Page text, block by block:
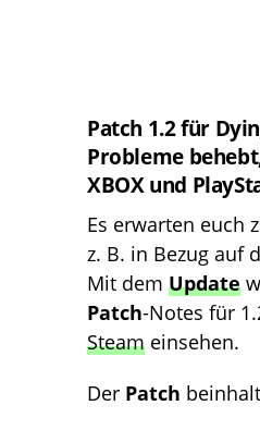
Patch 1.2 für
Probleme
XBOX und
Es erwarten euch
z. B. in Bezug auf
Mit dem Update
Patch-Notes für
Steam einsehen.
Der Patch